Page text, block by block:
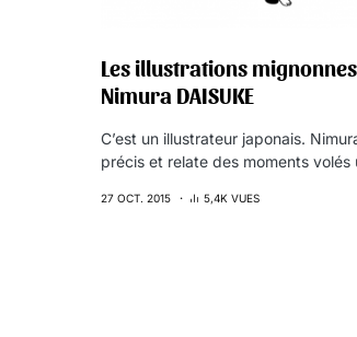
Les illustrations mignonnes
Nimura DAISUKE
C’est un illustrateur japonais.
précis et relate des moments volés
27 OCT. 2015 5,4K VUES